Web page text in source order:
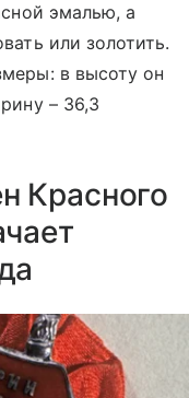
эмалью, а
или золотить.
в высоту он
– 36,3
Красного